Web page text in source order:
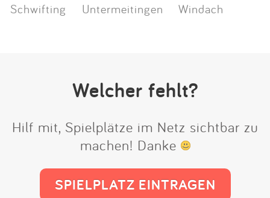
Schwifting Untermeitingen Windach
Welcher fehlt?
Hilf mit, Spielplätze im Netz sichtbar zu
machen! Danke
SPIELPLATZ EINTRAGEN